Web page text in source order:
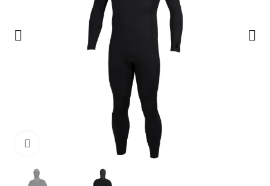
Cliquez pour agrandir